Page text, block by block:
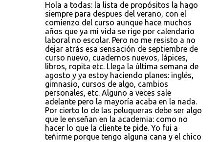
Hola a todas: la lista de propósitos la hago
siempre para despues del verano, con el
comienzo del curso aunque hace muchos
años que ya mi vida se rige por calendario
laboral no escolar. Pero no me resisto a no
dejar atrás esa sensación de septiembre de
curso nuevo, cuadernos nuevos, lápices,
libros, ropita etc. Llega la última semana de
agosto y ya estoy haciendo planes: inglés,
gimnasio, cursos de algo, cambios
personales, etc. Alguno a veces sale
adelante pero la mayoría acaba en la nada.
Por cierto lo de las peluqueras debe ser algo
que le enseñan en la academia: como no
hacer lo que la cliente te pide. Yo fui a
teñirme porque tengo alguna cana y el chico